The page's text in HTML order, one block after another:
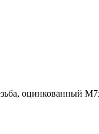
оцинкованный